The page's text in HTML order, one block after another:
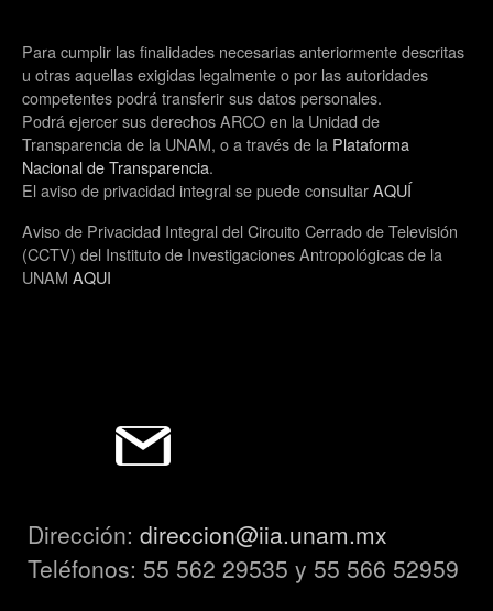
Para cumplir las finalidades necesarias anteriormente descritas
u otras aquellas exigidas legalmente o por las autoridades
competentes podrá transferir sus datos personales.
Podrá ejercer sus derechos ARCO en la Unidad de
Transparencia de la UNAM, o a través de la Plataforma
Nacional de Transparencia.
El aviso de privacidad integral se puede consultarAQUÍ
Aviso de Privacidad Integral del Circuito Cerrado de Televisión
(CCTV) del Instituto de Investigaciones Antropológicas de la
UNAM AQUI
Dirección: direccion@iia.unam.mx
Teléfonos: 55 562 29535 y 55 566 52959